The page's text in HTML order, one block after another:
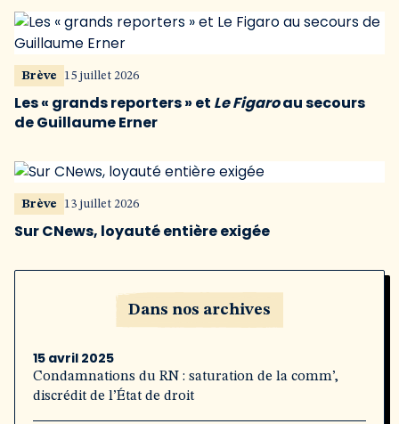
Brève 15 juillet 2026
Les « grands reporters » et Le Figaroau secours
de Guillaume Erner
Brève 13 juillet 2026
Sur CNews, loyauté entière exigée
Dans nos archives
15 avril 2025
Condamnations du RN : saturation de la comm’,
discrédit de l’État de droit